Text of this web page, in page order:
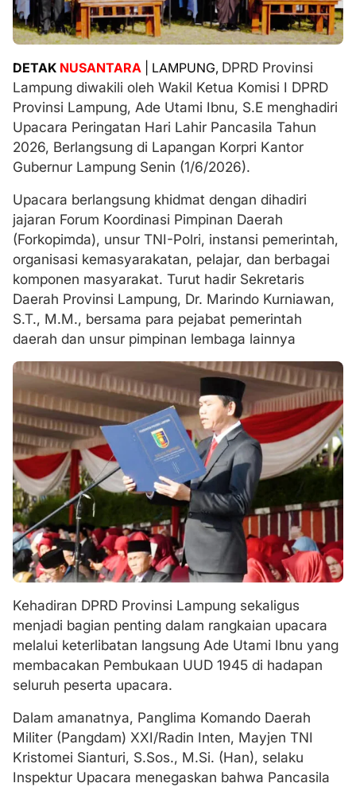
DETAK NUSANTARA | LAMPUNG, DPRD Provinsi
Lampung diwakili oleh Wakil Ketua Komisi I DPRD
Provinsi Lampung, Ade Utami Ibnu, S.E menghadiri
Upacara Peringatan Hari Lahir Pancasila Tahun
2026, Berlangsung di Lapangan Korpri Kantor
Gubernur Lampung Senin (1/6/2026).
Upacara berlangsung khidmat dengan dihadiri
jajaran Forum Koordinasi Pimpinan Daerah
(Forkopimda), unsur TNI-Polri, instansi pemerintah,
organisasi kemasyarakatan, pelajar, dan berbagai
komponen masyarakat. Turut hadir Sekretaris
Daerah Provinsi Lampung, Dr. Marindo Kurniawan,
S.T., M.M., bersama para pejabat pemerintah
daerah dan unsur pimpinan lembaga lainnya
Kehadiran DPRD Provinsi Lampung sekaligus
menjadi bagian penting dalam rangkaian upacara
melalui keterlibatan langsung Ade Utami Ibnu yang
membacakan Pembukaan UUD 1945 di hadapan
seluruh peserta upacara.
Dalam amanatnya, Panglima Komando Daerah
Militer (Pangdam) XXI/Radin Inten, Mayjen TNI
Kristomei Sianturi, S.Sos., M.Si. (Han), selaku
Inspektur Upacara menegaskan bahwa Pancasila